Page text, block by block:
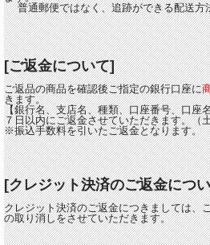
普通郵便ではなく、追跡ができる配送方
[ご返金について]
ご返品の商品を確認後ご指定の銀行口座に
きます。
【銀行名、支店名、種類、口座番号、口座
７日以内にご返金させていただきます。（
※振込手数料を引いたご返金となります。
[クレジット決済のご返金につ
クレジット決済のご返金につきましては、
の取り消しをさせていただきます。